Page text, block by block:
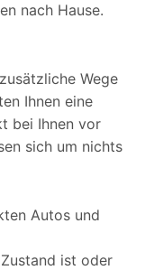
nach Hause.
Wege
Ihnen eine
bei Ihnen vor
sich um nichts
Autos und
ist oder